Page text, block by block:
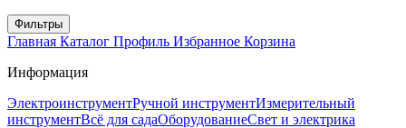
Фильтры
Главная Каталог Профиль Избранное Корзина
Информация
ЭлектроинструментРучной инструментИзмерительный
инструментВсё для садаОборудованиеСвет и электрика